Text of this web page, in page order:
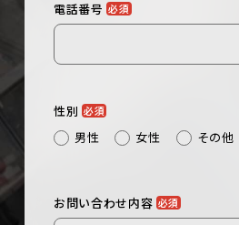
電話番号 必須
性別 必須
男性 女性 その他
お問い合わせ内容 必須